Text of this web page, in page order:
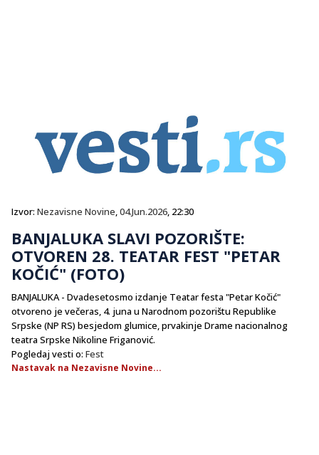
Izvor: Nezavisne Novine,04.Jun.2026, 22:30
BANJALUKA SLAVI POZORIŠTE:
OTVOREN 28. TEATAR FEST "PETAR
KOČIĆ" (FOTO)
BANJALUKA - Dvadesetosmo izdanje Teatar festa "Petar Kočić"
otvoreno je večeras, 4. juna u Narodnom pozorištu Republike
Srpske (NP RS) besjedom glumice, prvakinje Drame nacionalnog
teatra Srpske Nikoline Friganović.
Pogledaj vesti o: Fest
Nastavak na Nezavisne Novine...